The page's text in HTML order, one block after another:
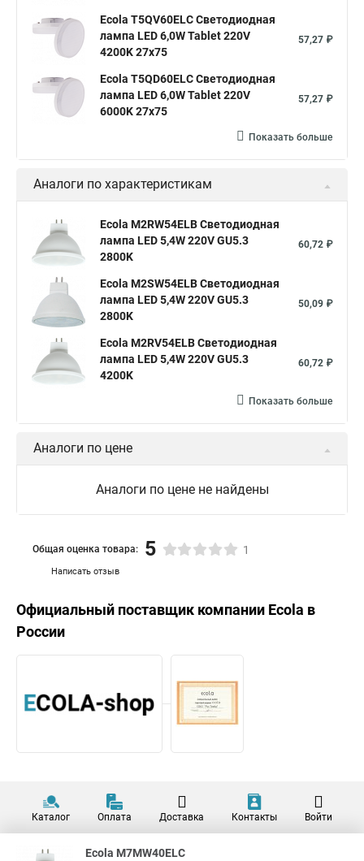
Ecola T5QV60ELC Светодиодная
лампа LED 6,0W Tablet 220V
4200K 27x75
57,27 ₽
Ecola T5QD60ELC Светодиодная
лампа LED 6,0W Tablet 220V
6000K 27x75
57,27 ₽
Показать больше
Аналоги по характеристикам
Ecola M2RW54ELB Светодиодная
лампа LED 5,4W 220V GU5.3
2800K
60,72 ₽
Ecola M2SW54ELB Светодиодная
лампа LED 5,4W 220V GU5.3
2800K
50,09 ₽
Ecola M2RV54ELB Светодиодная
лампа LED 5,4W 220V GU5.3
4200K
60,72 ₽
Показать больше
Аналоги по цене
Аналоги по цене не найдены
Написать отзыв
Общая оценка товара: 5 1
Официальный поставщик компании Ecola в
России
Каталог Оплата Доставка Контакты Войти
Ecola M7MW40ELC